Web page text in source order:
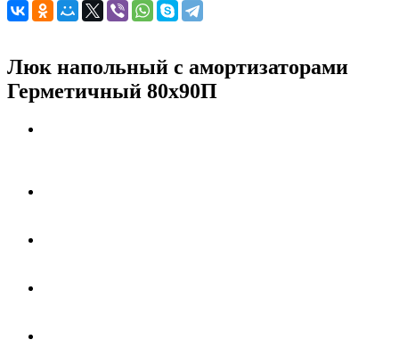
Люк напольный с амортизаторами
Герметичный 80х90П